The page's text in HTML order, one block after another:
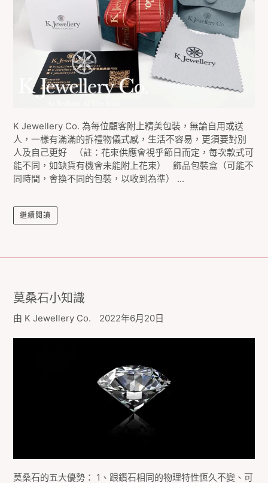
K Jewellery Co. 為每位顧客附上精美包裝，無論自用或送
人，一樣有滿滿的拆禮物儀式感，生活不容易，更須要對別
人及自己更好 （註：花束供應會視乎節日而定，每次款式可
能不同，如缺貨有機會未能附上花束） 飾品包裝盒（可能不
同時間，會換不同的包裝，以收到為準） ...
繼續閱讀
莫桑石小知識
由 K Jewellery Co. 2022年6月20日
莫桑石的五大優勢： 1、跟鑽石相同的物理特性恆久不變、可